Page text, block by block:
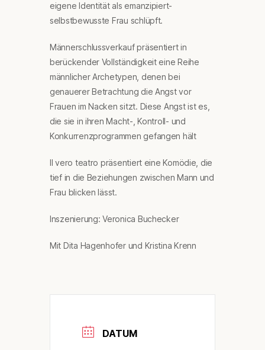
eigene Identität als emanzipiert-
selbstbewusste Frau schlüpft.
Männerschlussverkauf präsentiert in
berückender Vollständigkeit eine Reihe
männlicher Archetypen, denen bei
genauerer Betrachtung die Angst vor
Frauen im Nacken sitzt. Diese Angst ist es,
die sie in ihren Macht-, Kontroll- und
Konkurrenzprogrammen gefangen hält
Il vero teatro präsentiert eine Komödie, die
tief in die Beziehungen zwischen Mann und
Frau blicken lässt.
Inszenierung: Veronica Buchecker
Mit Dita Hagenhofer und Kristina Krenn
DATUM